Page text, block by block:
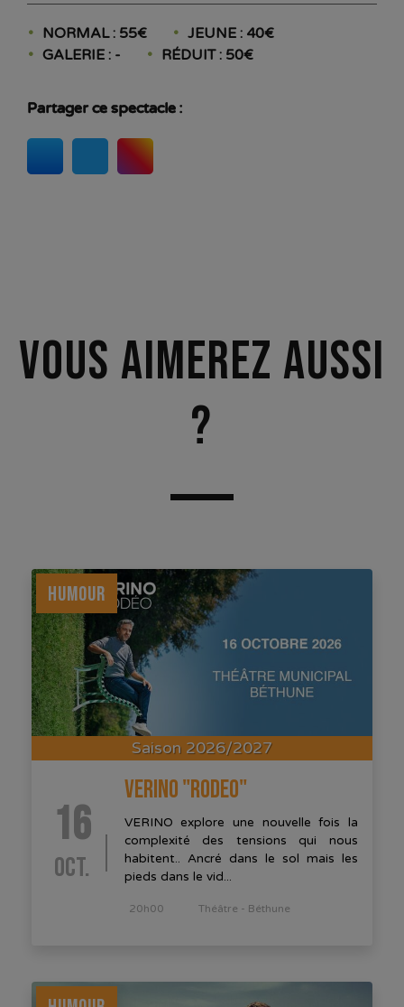
NORMAL : 55€
JEUNE : 40€
GALERIE : -
RÉDUIT : 50€
Partager ce spectacle :
Vous aimerez aussi
?
Saison 2026/2027
16
OCT.
VERINO "RODEO"
VERINO explore une nouvelle fois la
complexité des tensions qui nous
habitent.. Ancré dans le sol mais les
pieds dans le vid...
20h00 Théâtre - Béthune
HUMOUR